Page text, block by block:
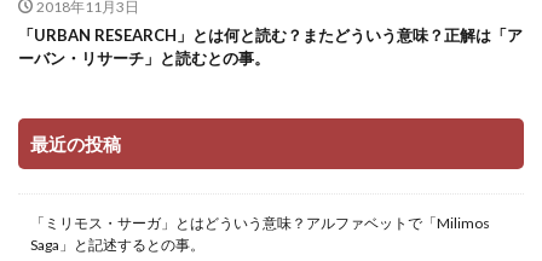
2018年11月3日
「URBAN RESEARCH」とは何と読む？またどういう意味？正解は「ア
ーバン・リサーチ」と読むとの事。
最近の投稿
「ミリモス・サーガ」とはどういう意味？アルファベットで「Milimos
Saga」と記述するとの事。